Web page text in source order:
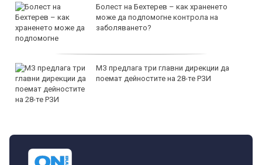
Болест на Бехтерев – как храненето
може да подпомогне контрола на
заболяването?
МЗ предлага три главни дирекции да
поемат дейностите на 28-те РЗИ